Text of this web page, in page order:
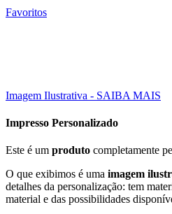
Favoritos
Imagem Ilustrativa - SAIBA MAIS
Impresso Personalizado
Este é um produto completamente
O que exibimos é uma imagem
detalhes da personalização: tem
material e das possibilidades